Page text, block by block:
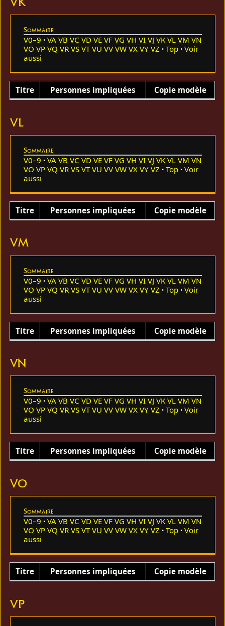
Sommaire
V0–9 VA VB VC VD VE VF VG VH VI VJ VK VL VM VN
VO VP VQ VR VS VT VU VV VW VX VY VZ Top
Voir
aussi
Titre Personnes impliquées Copie modèle
VL
Sommaire
V0–9 VA VB VC VD VE VF VG VH VI VJ VK VL VM VN
VO VP VQ VR VS VT VU VV VW VX VY VZ Top
Voir
aussi
Titre Personnes impliquées Copie modèle
VM
Sommaire
V0–9 VA VB VC VD VE VF VG VH VI VJ VK VL VM VN
VO VP VQ VR VS VT VU VV VW VX VY VZ Top
Voir
aussi
Titre Personnes impliquées Copie modèle
VN
Sommaire
V0–9 VA VB VC VD VE VF VG VH VI VJ VK VL VM VN
VO VP VQ VR VS VT VU VV VW VX VY VZ Top
Voir
aussi
Titre Personnes impliquées Copie modèle
VO
Sommaire
V0–9 VA VB VC VD VE VF VG VH VI VJ VK VL VM VN
VO VP VQ VR VS VT VU VV VW VX VY VZ Top
Voir
aussi
Titre Personnes impliquées Copie modèle
VP